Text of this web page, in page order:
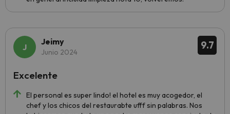
9.7
Jeimy
Junio 2024
El personal es super lindo! el hotel es muy acogedor, el
chef y los chicos del restaurabte ufff sin palabras. Nos
Excelente